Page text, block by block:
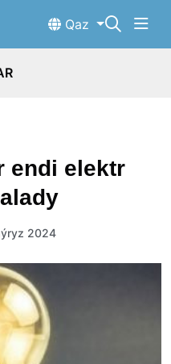
Qaz
endi elektr
2024